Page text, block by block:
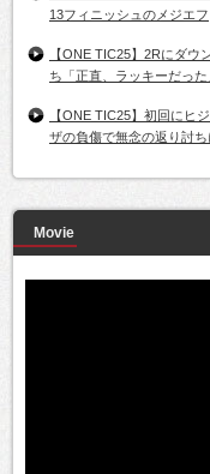
13フィニッシュのメジエフ
【ONE TIC25】2Rにダ
ち「正直、ラッキーだった
【ONE TIC25】初回にヒ
ザの負傷で無念の返り討ち
Movie